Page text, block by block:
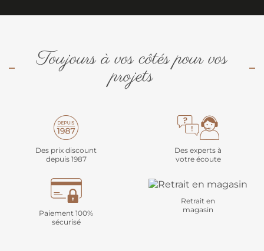
Toujours à vos côtés pour vos
projets
Des prix discount
depuis 1987
Des experts à
votre écoute
Paiement 100%
sécurisé
Retrait en
magasin